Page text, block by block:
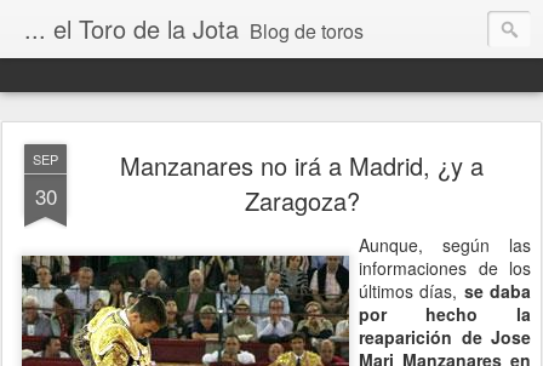
... el Toro de la Jota Blog de toros
SEP
30
Manzanares no irá a Madrid, ¿y a
Zaragoza?
Aunque, según las
informaciones de los
últimos días, se daba
por hecho la
reaparición de Jose
Mari Manzanares en